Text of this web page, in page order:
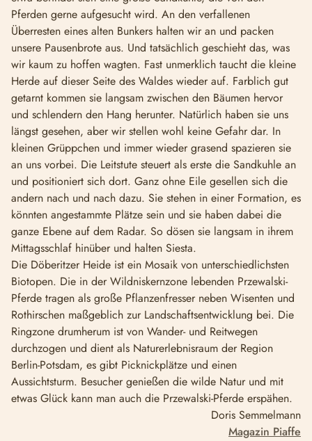
Pferden gerne aufgesucht wird. An den verfallenen
Überresten eines alten Bunkers halten wir an und packen
unsere Pausenbrote aus. Und tatsächlich geschieht das, was
wir kaum zu hoffen wagten. Fast unmerklich taucht die kleine
Herde auf dieser Seite des Waldes wieder auf. Farblich gut
getarnt kommen sie langsam zwischen den Bäumen hervor
und schlendern den Hang herunter. Natürlich haben sie uns
längst gesehen, aber wir stellen wohl keine Gefahr dar. In
kleinen Grüppchen und immer wieder grasend spazieren sie
an uns vorbei. Die Leitstute steuert als erste die Sandkuhle an
und positioniert sich dort. Ganz ohne Eile gesellen sich die
andern nach und nach dazu. Sie stehen in einer Formation, es
könnten angestammte Plätze sein und sie haben dabei die
ganze Ebene auf dem Radar. So dösen sie langsam in ihrem
Mittagsschlaf hinüber und halten Siesta.
Die Döberitzer Heide ist ein Mosaik von unterschiedlichsten
Biotopen. Die in der Wildniskernzone lebenden Przewalski-
Pferde tragen als große Pflanzenfresser neben Wisenten und
Rothirschen maßgeblich zur Landschaftsentwicklung bei. Die
Ringzone drumherum ist von Wander- und Reitwegen
durchzogen und dient als Naturerlebnisraum der Region
Berlin-Potsdam, es gibt Picknickplätze und einen
Aussichtsturm. Besucher genießen die wilde Natur und mit
etwas Glück kann man auch die Przewalski-Pferde erspähen.
Doris Semmelmann
Magazin Piaffe